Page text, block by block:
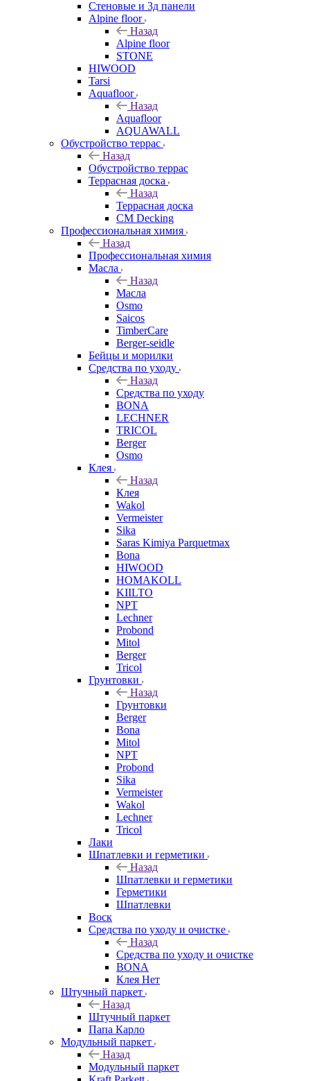
Стеновые и 3д панели
Alpine floor
Назад
Alpine floor
STONE
HIWOOD
Tarsi
Aquafloor
Назад
Aquafloor
AQUAWALL
Обустройство террас
Назад
Обустройство террас
Террасная доска
Назад
Террасная доска
CM Decking
Профессиональная химия
Назад
Профессиональная химия
Масла
Назад
Масла
Osmo
Saicos
TimberCare
Berger-seidle
Бейцы и морилки
Средства по уходу
Назад
Средства по уходу
BONA
LECHNER
TRICOL
Berger
Osmo
Клея
Назад
Клея
Wakol
Vermeister
Sika
Saras Kimiya Parquetmax
Bona
HIWOOD
HOMAKOLL
KIILTO
NPT
Lechner
Probond
Mitol
Berger
Tricol
Грунтовки
Назад
Грунтовки
Berger
Bona
Mitol
NPT
Probond
Sika
Vermeister
Wakol
Lechner
Tricol
Лаки
Шпатлевки и герметики
Назад
Шпатлевки и герметики
Герметики
Шпатлевки
Воск
Средства по уходу и очистке
Назад
Средства по уходу и очистке
BONA
Клея Нет
Штучный паркет
Назад
Штучный паркет
Папа Карло
Модульный паркет
Назад
Модульный паркет